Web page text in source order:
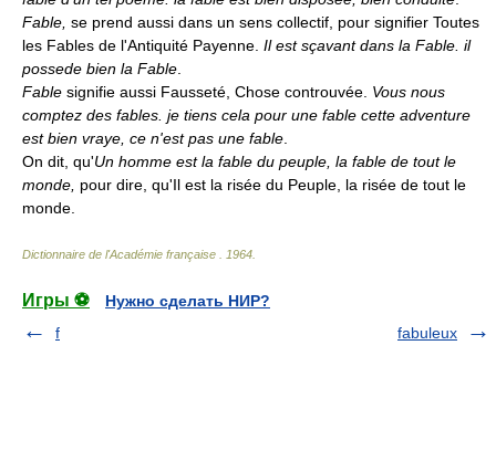
Fable, se prend aussi dans un sens collectif, pour signifier Toutes
les Fables de l'Antiquité Payenne. Il est sçavant dans la Fable. il
possede bien la Fable
Fable signifie aussi Fausseté, Chose controuvée. Vous nous
comptez des fables. je tiens cela pour une fable cette adventure
est bien vraye, ce n'est pas une fable
On dit, qu'Un homme est la fable du peuple, la fable de tout le
monde, pour dire, qu'Il est la risée du Peuple, la risée de tout le
monde.
Dictionnaire de l'Académie française 1964
Игры ⚽
Нужно сделать НИР?
f
fabuleux